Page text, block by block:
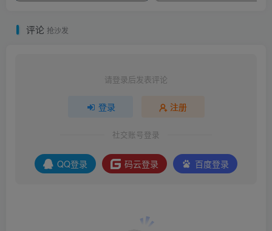
评论 抢沙发
请登录后发表评论
登录 注册
社交账号登录
QQ登录 码云登录 百度登录